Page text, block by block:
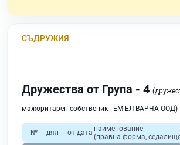
СЪДРУЖИЯ
Дружества от Група - 4
мажоритарен собственик - ЕМ ЕЛ ВАРНА ООД)
№ дял от дата наименование
(правна форма,